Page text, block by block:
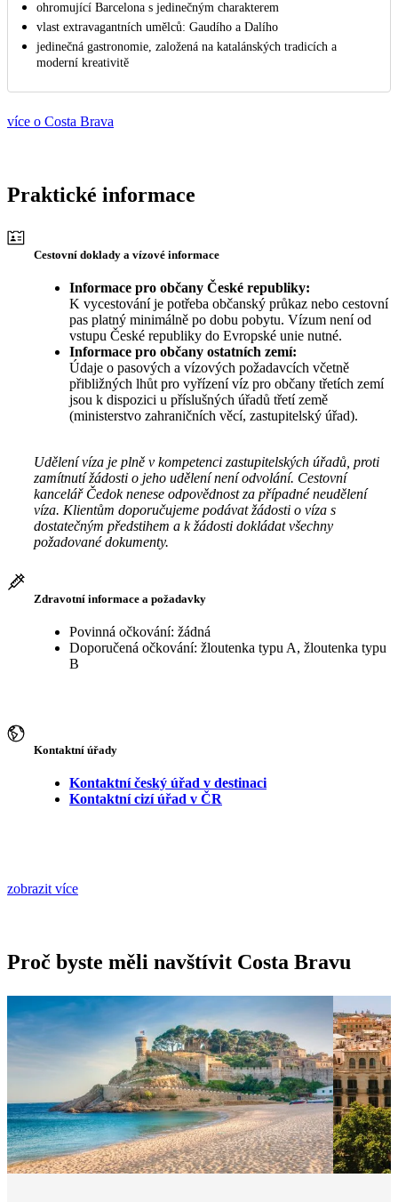
ohromující Barcelona s jedinečným charakterem
vlast extravagantních umělců: Gaudího a Dalího
jedinečná gastronomie, založená na katalánských tradicích a
moderní kreativitě
více o Costa Brava
Praktické informace
Cestovní doklady a vízové informace
Informace pro občany České republiky:
K vycestování je potřeba občanský průkaz nebo cestovní
pas platný minimálně po dobu pobytu. Vízum není od
vstupu České republiky do Evropské unie nutné.
Informace pro občany ostatních zemí:
Údaje o pasových a vízových požadavcích včetně
přibližných lhůt pro vyřízení víz pro občany třetích zemí
jsou k dispozici u příslušných úřadů třetí země
(ministerstvo zahraničních věcí, zastupitelský úřad).
Udělení víza je plně v kompetenci zastupitelských úřadů, proti
zamítnutí žádosti o jeho udělení není odvolání. Cestovní
kancelář Čedok nenese odpovědnost za případné neudělení
víza. Klientům doporučujeme podávat žádosti o víza s
dostatečným předstihem a k žádosti dokládat všechny
požadované dokumenty.
Zdravotní informace a požadavky
Povinná očkování: žádná
Doporučená očkování: žloutenka typu A, žloutenka typu
B
Kontaktní úřady
Kontaktní český úřad v destinaci
Kontaktní cizí úřad v ČR
zobrazit více
Proč byste měli navštívit Costa Bravu